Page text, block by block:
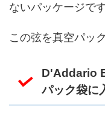
ないパッケージです
この弦を真空パッ
D'Addario
パック袋に